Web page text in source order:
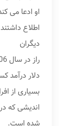
او ادعا می
اطلاع
دیگران
دلار درآمد
بسیاری از
اندیشی که